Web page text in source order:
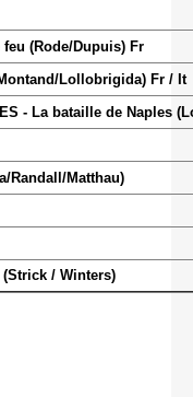
(Rode/Dupuis) Fr
Lollobrigida) Fr / It
- La bataille de Naples
Randall/Matthau)
(Strick / Winters)